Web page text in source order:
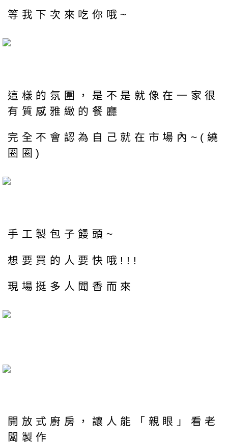
等我下次來吃你哦~
這樣的氛圍，是不是就像在一家很
有質感雅緻的餐廳
完全不會認為自己就在市場內~(繞
圈圈)
手工製包子饅頭~
想要買的人要快哦!!!
現場挺多人聞香而來
開放式廚房，讓人能「親眼」看老
闆製作